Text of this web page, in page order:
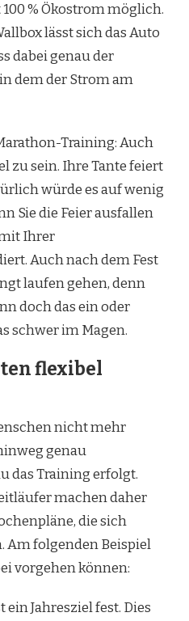
% Ökostrom möglich.
lässt sich das Auto
dabei genau der
dem der Strom am
Training: Auch
zu sein. Ihre Tante feiert
würde es auf wenig
Sie die Feier ausfallen
Ihrer
Auch nach dem Fest
laufen gehen, denn
doch das ein oder
schwer im Magen.
flexibel
nicht mehr
genau
das Training erfolgt.
machen daher
die sich
Am folgenden Beispiel
vorgehen können:
ein Jahresziel fest. Dies